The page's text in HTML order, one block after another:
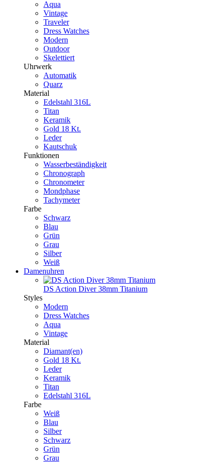
Aqua
Vintage
Traveler
Dress Watches
Modern
Outdoor
Skelettiert
Uhrwerk
Automatik
Quarz
Material
Edelstahl 316L
Titan
Keramik
Gold 18 Kt.
Leder
Kautschuk
Funktionen
Wasserbeständigkeit
Chronograph
Chronometer
Mondphase
Tachymeter
Farbe
Schwarz
Blau
Grün
Grau
Silber
Weiß
Damenuhren
DS Action Diver 38mm Titanium
Styles
Modern
Dress Watches
Aqua
Vintage
Material
Diamant(en)
Gold 18 Kt.
Leder
Keramik
Titan
Edelstahl 316L
Farbe
Weiß
Blau
Silber
Schwarz
Grün
Grau